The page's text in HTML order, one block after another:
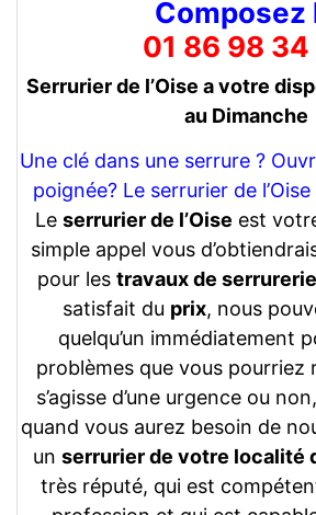
Composez
01 86 98 34
Serrurier de l’Oise a votre
au Dimanche
Une clé dans une serrure ?
poignée? Le serrurier de
Le serrurier de l’Oise est
simple appel vous
pour les travaux de serrurerie
satisfait du prix, nous
quelqu’un immédiatement
problèmes que vous pourriez
s’agisse d’une urgence ou
quand vous aurez besoin de
un serrurier de votre localité
très réputé, qui est